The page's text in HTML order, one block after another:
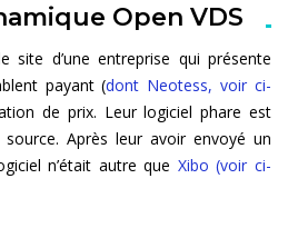
Open VDS
site d’une entreprise qui présente
payant (dont Neotess, voir ci-
de prix. Leur logiciel phare est
Après leur avoir envoyé un
n’était autre que Xibo (voir ci-